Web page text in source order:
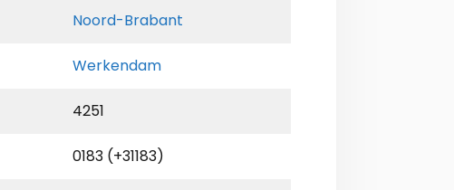
Noord-Brabant
Werkendam
4251
0183 (+31183)